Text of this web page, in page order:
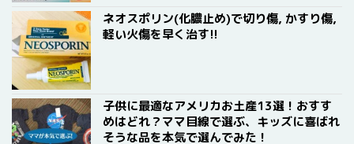
ネオスポリン(化膿止め)で切り傷, かすり傷,
軽い火傷を早く治す!!
子供に最適なアメリカお土産13選！おすす
めはどれ？ママ目線で選ぶ、キッズに喜ばれ
そうな品を本気で選んでみた！